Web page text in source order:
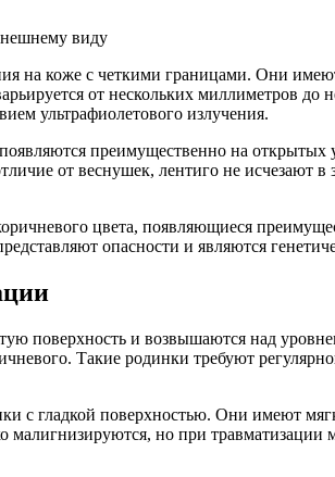
на коже с четкими границами. Они
от нескольких миллиметров до
ультрафиолетового излучения.
преимущественно на
от веснушек, лентиго не исчезают
цвета, появляющиеся
опасности и являются
поверхность и возвышаются над
Такие родинки требуют
с гладкой поверхностью. Они имеют
но при травматизации